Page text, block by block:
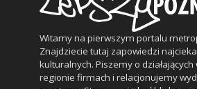
Witamy na pierwszym portalu
Znajdziecie tutaj zapowiedzi
kulturalnych. Piszemy o
regionie firmach i relacjonujemy